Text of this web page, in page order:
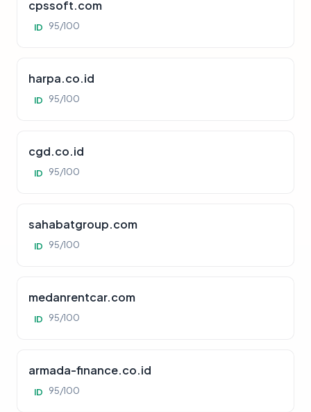
cpssoft.com
ID 95/100
harpa.co.id
ID 95/100
cgd.co.id
ID 95/100
sahabatgroup.com
ID 95/100
medanrentcar.com
ID 95/100
armada-finance.co.id
ID 95/100